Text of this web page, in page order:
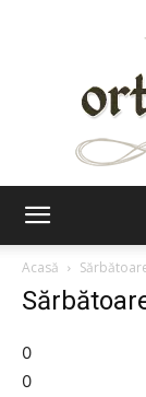
Acasă
0
0